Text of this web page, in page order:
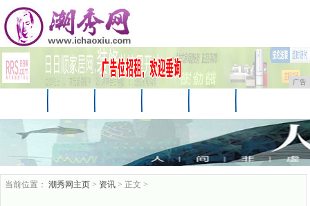
广告
企业 游戏
当前位置： 潮秀网主页 > 资讯 > 正文 >